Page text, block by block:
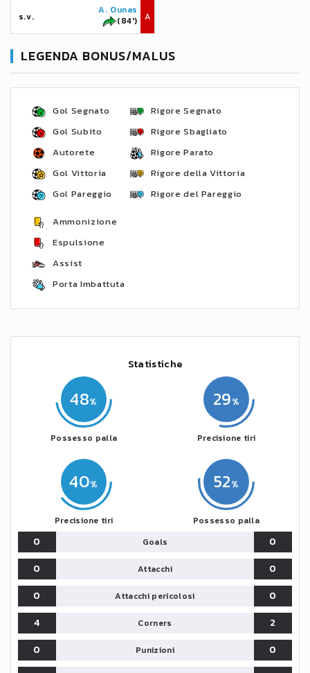
s.v.
A. Ounas
(84')
A
LEGENDA BONUS/MALUS
Gol Segnato
Gol Subito
Autorete
Gol Vittoria
Gol Pareggio
Rigore Segnato
Rigore Sbagliato
Rigore Parato
Rigore della Vittoria
Rigore del Pareggio
Ammonizione
Espulsione
Assist
Porta Imbattuta
Statistiche
48
Possesso palla
40
Precisione tiri
52
Possesso palla
29
Precisione tiri
0 Goals
0
0
Attacchi
0
0
Attacchi pericolosi
0
4
Corners
2
0
Punizioni
0